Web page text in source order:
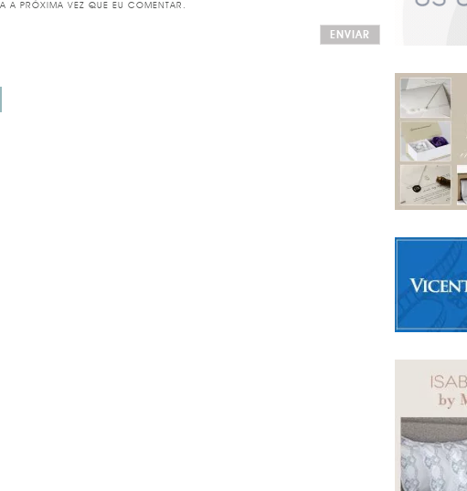
A PRÓXIMA VEZ QUE EU COMENTAR.